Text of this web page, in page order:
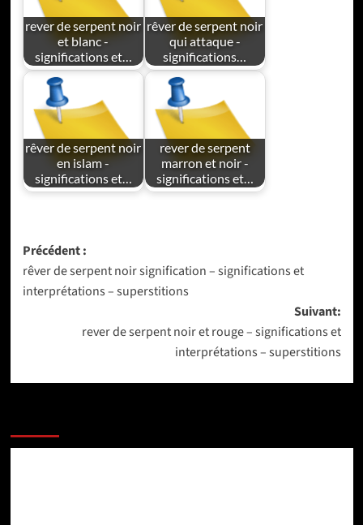
rever de serpent noir
et blanc -
significations et…
rêver de serpent noir
qui attaque -
significations…
rêver de serpent noir
en islam -
significations et…
rever de serpent
marron et noir -
significations et…
Navigation
d’article
Précédent :
rêver de serpent noir signification – significations et
interprétations – superstitions
Suivant:
rever de serpent noir et rouge – significations et
interprétations – superstitions